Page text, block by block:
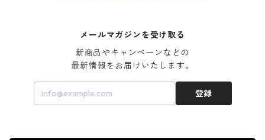
メールマガジンを受け取る
新商品やキャンペーンなどの
最新情報をお届けいたします。
登録